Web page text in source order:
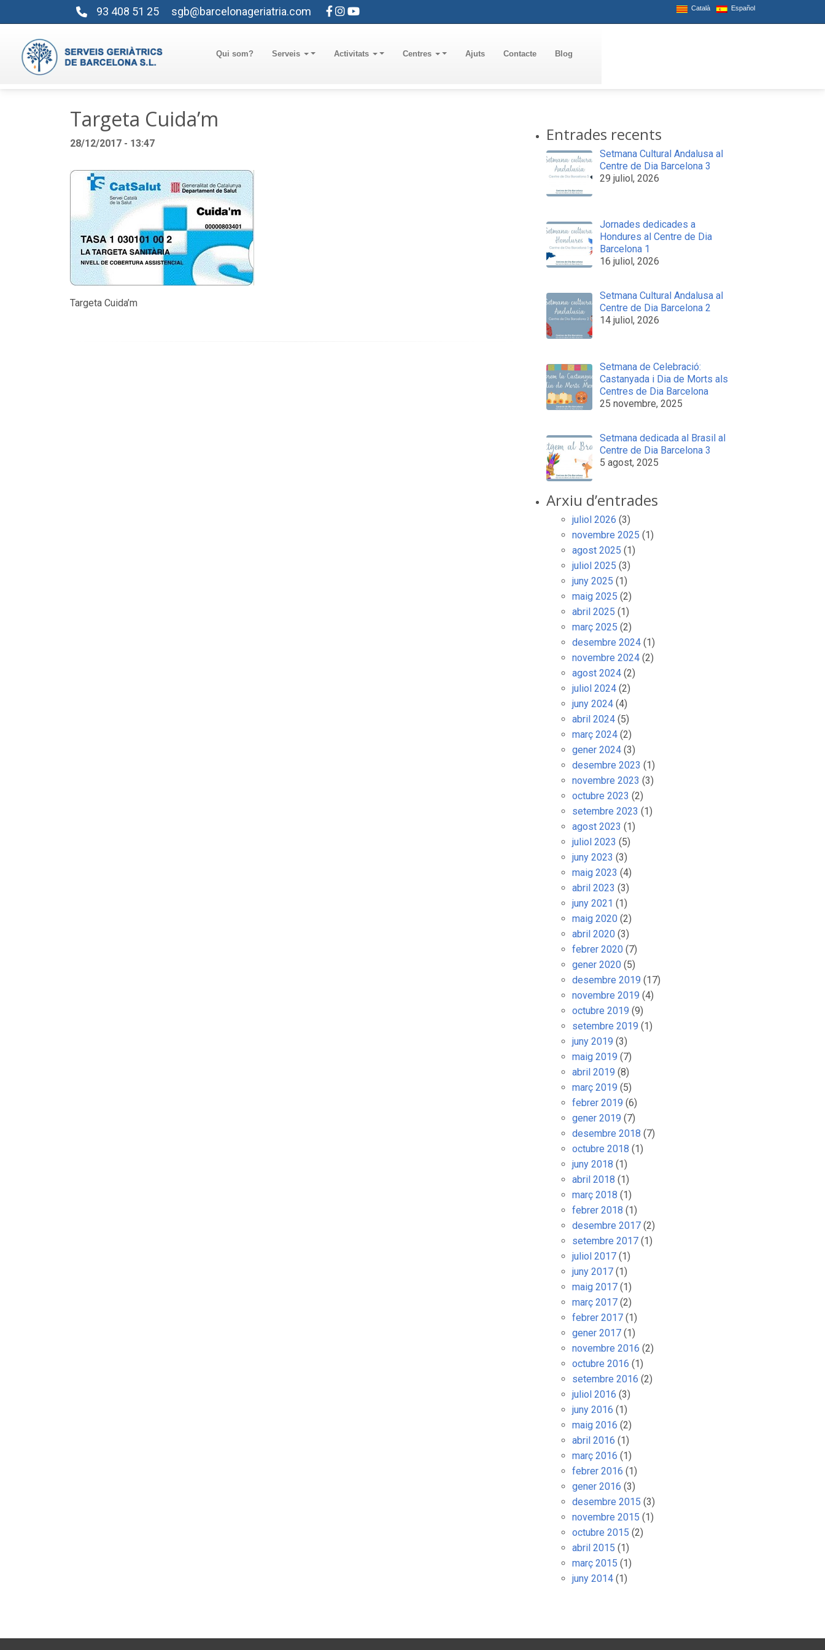
93 408 51 25 sgb@barcelonageriatria.com Català Español
Qui som? Serveis Activitats Centres Ajuts Contacte Blog
Targeta Cuida’m
28/12/2017 - 13:47
Targeta Cuida’m
Entrades recents
Setmana Cultural Andalusa al
Centre de Dia Barcelona 3
29 juliol, 2026
Jornades dedicades a
Hondures al Centre de Dia
Barcelona 1
16 juliol, 2026
Setmana Cultural Andalusa al
Centre de Dia Barcelona 2
14 juliol, 2026
Setmana de Celebració:
Castanyada i Dia de Morts als
Centres de Dia Barcelona
25 novembre, 2025
Setmana dedicada al Brasil al
Centre de Dia Barcelona 3
5 agost, 2025
Arxiu d’entrades
juliol 2026 (3)
novembre 2025 (1)
agost 2025 (1)
juliol 2025 (3)
juny 2025 (1)
maig 2025 (2)
abril 2025 (1)
març 2025 (2)
desembre 2024 (1)
novembre 2024 (2)
agost 2024 (2)
juliol 2024 (2)
juny 2024 (4)
abril 2024 (5)
març 2024 (2)
gener 2024 (3)
desembre 2023 (1)
novembre 2023 (3)
octubre 2023 (2)
setembre 2023 (1)
agost 2023 (1)
juliol 2023 (5)
juny 2023 (3)
maig 2023 (4)
abril 2023 (3)
juny 2021 (1)
maig 2020 (2)
abril 2020 (3)
febrer 2020 (7)
gener 2020 (5)
desembre 2019 (17)
novembre 2019 (4)
octubre 2019 (9)
setembre 2019 (1)
juny 2019 (3)
maig 2019 (7)
abril 2019 (8)
març 2019 (5)
febrer 2019 (6)
gener 2019 (7)
desembre 2018 (7)
octubre 2018 (1)
juny 2018 (1)
abril 2018 (1)
març 2018 (1)
febrer 2018 (1)
desembre 2017 (2)
setembre 2017 (1)
juliol 2017 (1)
juny 2017 (1)
maig 2017 (1)
març 2017 (2)
febrer 2017 (1)
gener 2017 (1)
novembre 2016 (2)
octubre 2016 (1)
setembre 2016 (2)
juliol 2016 (3)
juny 2016 (1)
maig 2016 (2)
abril 2016 (1)
març 2016 (1)
febrer 2016 (1)
gener 2016 (3)
desembre 2015 (3)
novembre 2015 (1)
octubre 2015 (2)
abril 2015 (1)
març 2015 (1)
juny 2014 (1)